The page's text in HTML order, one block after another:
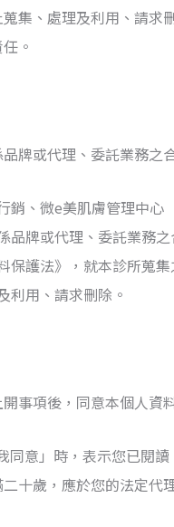
集、處理及利用、請求
。
品牌或代理、委託業務之
銷、微e美肌膚管理中心
品牌或代理、委託業務
保護法》 ，就本診所蒐
利用、請求刪除。
事項後， 同意本個人資
同意」時，表示您已閱
十歲，應於您的法定代